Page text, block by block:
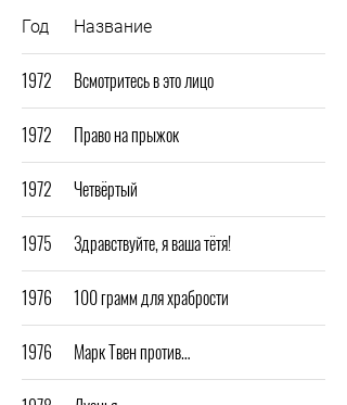
Год Название
1972 Всмотритесь в это лицо
1972 Право на прыжок
1972 Четвёртый
1975 Здравствуйте, я ваша тётя!
1976 100 грамм для храбрости
1976 Марк Твен против…